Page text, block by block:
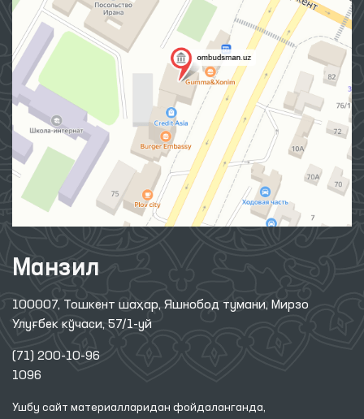
Манзил
100007, Тошкент шаҳар, Яшнобод тумани, Мирзо
Улуғбек кўчаси, 57/1-уй
(71) 200-10-96
1096
Ушбу сайт материалларидан фойдаланганда,